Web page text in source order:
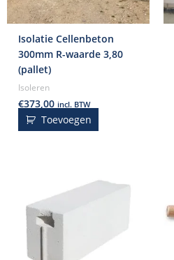
Isolatie Cellenbeton
300mm R-waarde 3,80
(pallet)
Isoleren
€373,00 incl. BTW
Toevoegen